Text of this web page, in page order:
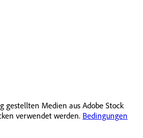
gestellten Medien aus Adobe Stock
verwendet werden. Bedingungen